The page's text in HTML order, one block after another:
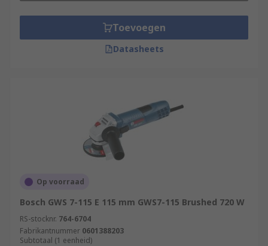
Toevoegen
Datasheets
Op voorraad
Bosch GWS 7-115 E 115 mm GWS7-115 Brushed 720 W
RS-stocknr. 764-6704
Fabrikantnummer 0601388203
Subtotaal (1 eenheid)